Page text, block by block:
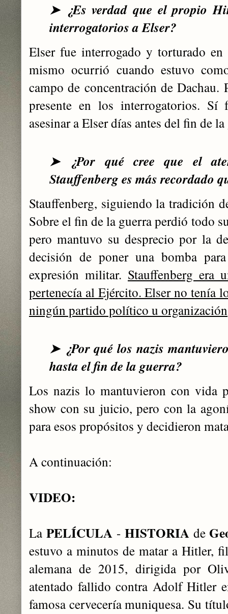
➤ ¿Es verdad que el propio
interrogatorios a Elser?
Elser fue interrogado y torturado
mismo ocurrió cuando estuvo
campo de concentración de
presente en los interrogatorios.
asesinar a Elser días antes del fin de
➤
¿Por qué cree que el
Stauffenberg es más recordado
Stauffenberg, siguiendo la tradición
Sobre el fin de la guerra perdió todo
pero mantuvo su desprecio por la
decisión de poner una bomba
expresión militar. Stauffenberg era
pertenecía al Ejército. Elser no tenía
ningún partido político u organización
➤ ¿Por qué los nazis
hasta el fin de la guerra?
Los nazis lo mantuvieron con vida
show con su juicio, pero con la
para esos propósitos y decidieron
A continuación:
VIDEO:
La PELÍCULA- HISTORIA de
estuvo a minutos de matar a Hitler,
alemana de 2015, dirigida por
atentado fallido contra Adolf Hitler
famosa cervecería muniquesa. Su